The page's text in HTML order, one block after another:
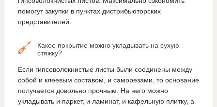
помогут закупки в пунктах дистрибьюторских
представителей.
Какое покрытие можно укладывать на сухую
стяжку?
Если гипсоволокнистые листы были соединены между
собой и клеевым составом, и саморезами, то основание
получается довольно прочным. На него можно
укладывать и паркет, и ламинат, и кафельную плитку, а